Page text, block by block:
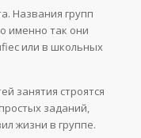
Названия групп
именно так они
или в школьных
занятия строятся
заданий,
жизни в группе.